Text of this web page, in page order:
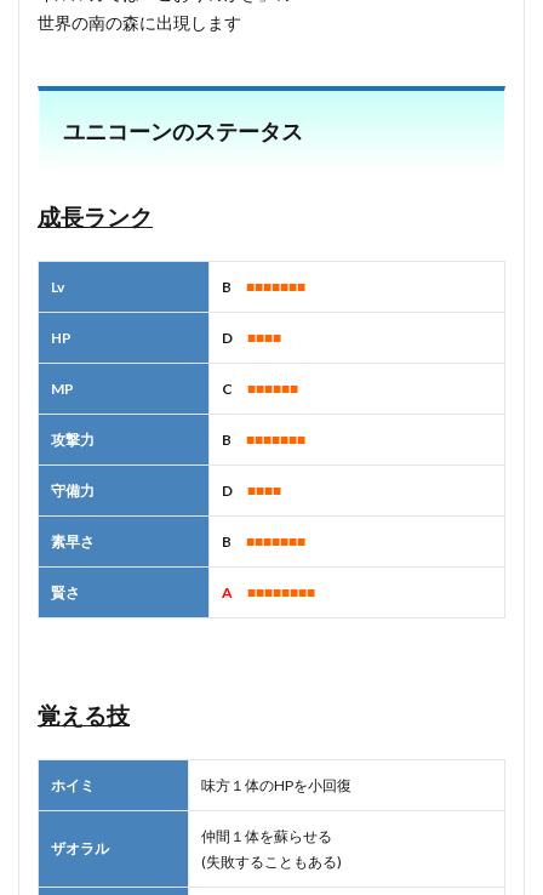
世界の南の森に出現します
ユニコーンのステータス
成長ランク
Lv B ■■■■■■■
HP D ■■■■
MP C ■■■■■■
攻撃力 B ■■■■■■■
守備力 D ■■■■
素早さ B ■■■■■■■
賢さ A ■■■■■■■■
覚える技
ホイミ 味方１体のHPを小回復
ザオラル
仲間１体を蘇らせる
(失敗することもある)